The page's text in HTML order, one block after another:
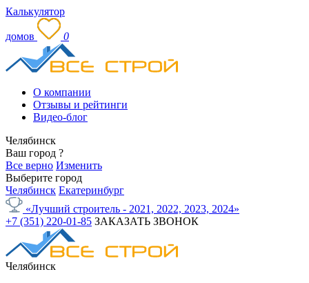
Калькулятор
домов 0
О компании
Отзывы и рейтинги
Видео-блог
Челябинск
Ваш город ?
Все верно Изменить
Выберите город
Челябинск Екатеринбург
«Лучший строитель - 2021, 2022, 2023, 2024»
+7 (351) 220-01-85 ЗАКАЗАТЬ ЗВОНОК
Челябинск